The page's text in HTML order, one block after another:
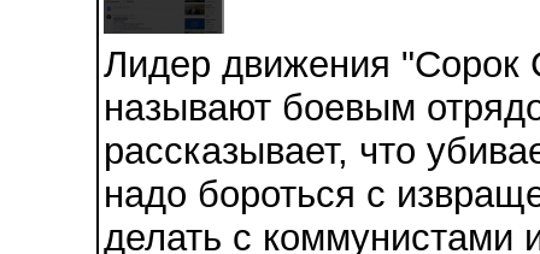
Лидер движения "Сорок
называют боевым
рассказывает, что
надо бороться с
делать с коммунистами